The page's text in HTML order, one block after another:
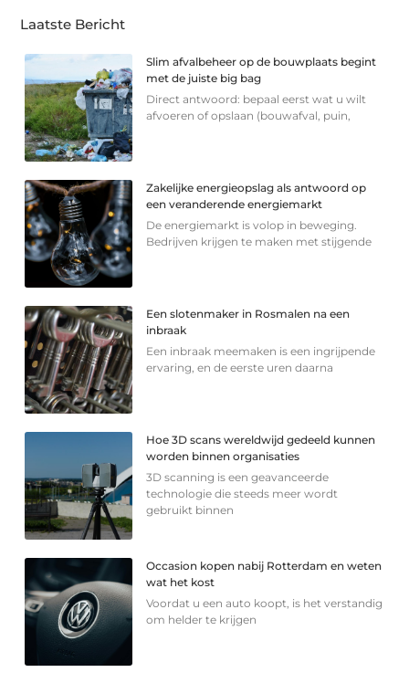
Laatste Bericht
Slim afvalbeheer op de bouwplaats begint
met de juiste big bag
Direct antwoord: bepaal eerst wat u wilt
afvoeren of opslaan (bouwafval, puin,
Zakelijke energieopslag als antwoord op
een veranderende energiemarkt
De energiemarkt is volop in beweging.
Bedrijven krijgen te maken met stijgende
Een slotenmaker in Rosmalen na een
inbraak
Een inbraak meemaken is een ingrijpende
ervaring, en de eerste uren daarna
Hoe 3D scans wereldwijd gedeeld kunnen
worden binnen organisaties
3D scanning is een geavanceerde
technologie die steeds meer wordt
gebruikt binnen
Occasion kopen nabij Rotterdam en weten
wat het kost
Voordat u een auto koopt, is het verstandig
om helder te krijgen